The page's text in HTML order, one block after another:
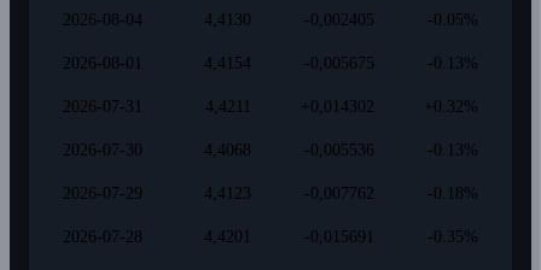
2026-08-04 4,4130 -0,002405 -0.05%
2026-08-01 4,4154 -0,005675 -0.13%
2026-07-31 4,4211 +0,014302 +0.32%
2026-07-30 4,4068 -0,005536 -0.13%
2026-07-29 4,4123 -0,007762 -0.18%
2026-07-28 4,4201 -0,015691 -0.35%